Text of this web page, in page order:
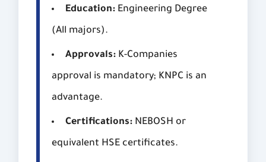
Education: Engineering Degree
(All majors).
Approvals: K-Companies
approval is mandatory; KNPC is an
advantage.
Certifications: NEBOSH or
equivalent HSE certificates.